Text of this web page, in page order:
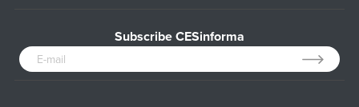
Subscribe CESinforma